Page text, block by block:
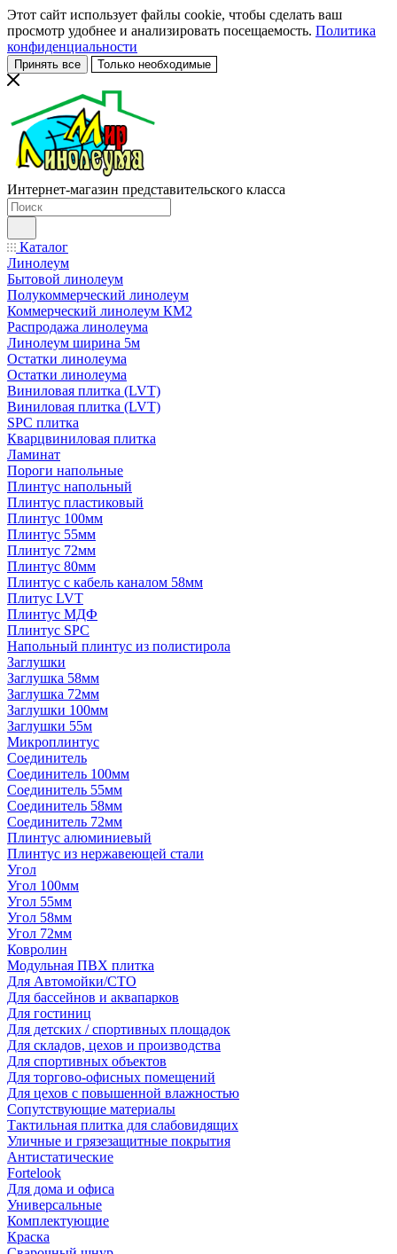
Этот сайт использует файлы cookie, чтобы сделать ваш
просмотр удобнее и анализировать посещаемость. Политика
конфиденциальности
Принять все Только необходимые
Интернет-магазин представительского класса
Каталог
Линолеум
Бытовой линолеум
Полукоммерческий линолеум
Коммерческий линолеум КМ2
Распродажа линолеума
Линолеум ширина 5м
Остатки линолеума
Остатки линолеума
Виниловая плитка (LVT)
Виниловая плитка (LVT)
SPC плитка
Кварцвиниловая плитка
Ламинат
Пороги напольные
Плинтус напольный
Плинтус пластиковый
Плинтус 100мм
Плинтус 55мм
Плинтус 72мм
Плинтус 80мм
Плинтус с кабель каналом 58мм
Плитус LVT
Плинтус МДФ
Плинтус SPC
Напольный плинтус из полистирола
Заглушки
Заглушка 58мм
Заглушка 72мм
Заглушки 100мм
Заглушки 55м
Микроплинтус
Соединитель
Соединитель 100мм
Соединитель 55мм
Соединитель 58мм
Соединитель 72мм
Плинтус алюминиевый
Плинтус из нержавеющей стали
Угол
Угол 100мм
Угол 55мм
Угол 58мм
Угол 72мм
Ковролин
Модульная ПВХ плитка
Для Автомойки/СТО
Для бассейнов и аквапарков
Для гостиниц
Для детских / спортивных площадок
Для складов, цехов и производства
Для спортивных объектов
Для торгово-офисных помещений
Для цехов с повышенной влажностью
Сопутствующие материалы
Тактильная плитка для слабовидящих
Уличные и грязезащитные покрытия
Антистатические
Fortelook
Для дома и офиса
Универсальные
Комплектующие
Краска